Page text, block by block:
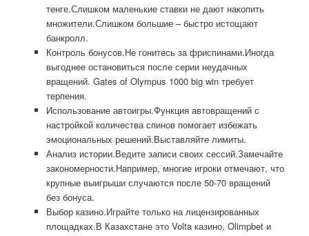
тенге.Слишком маленькие ставки не дают накопить
множители.Слишком большие – быстро истощают
банкролл.
Контроль бонусов.Не гонитесь за фриспинами.Иногда
выгоднее остановиться после серии неудачных
вращений. Gates of Olympus 1000 big win требует
терпения.
Использование автоигры.Функция автовращений с
настройкой количества спинов помогает избежать
эмоциональных решений.Выставляйте лимиты.
Анализ истории.Ведите записи своих сессий.Замечайте
закономерности.Например, многие игроки отмечают, что
крупные выигрыши случаются после 50-70 вращений
без бонуса.
Выбор казино.Играйте только на лицензированных
площадках.В Казахстане это Volta казино, Olimpbet и